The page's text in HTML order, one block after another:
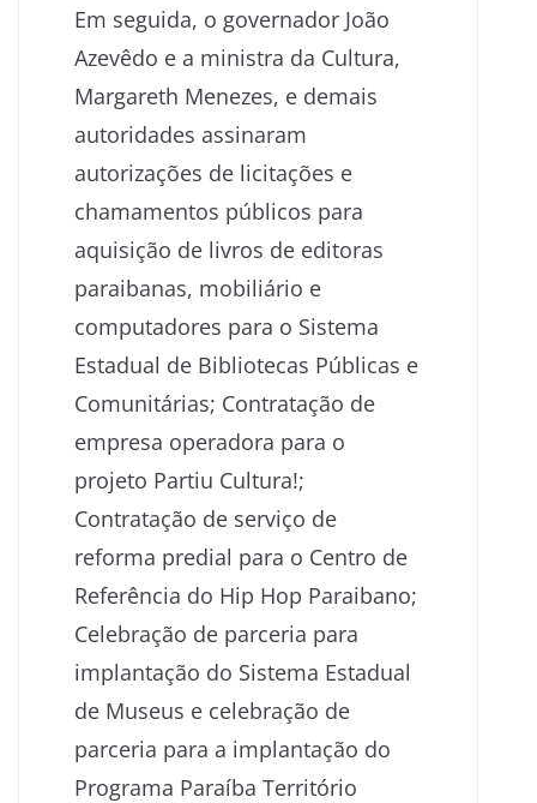
Em seguida, o governador João
Azevêdo e a ministra da Cultura,
Margareth Menezes, e demais
autoridades assinaram
autorizações de licitações e
chamamentos públicos para
aquisição de livros de editoras
paraibanas, mobiliário e
computadores para o Sistema
Estadual de Bibliotecas Públicas e
Comunitárias; Contratação de
empresa operadora para o
projeto Partiu Cultura!;
Contratação de serviço de
reforma predial para o Centro de
Referência do Hip Hop Paraibano;
Celebração de parceria para
implantação do Sistema Estadual
de Museus e celebração de
parceria para a implantação do
Programa Paraíba Território